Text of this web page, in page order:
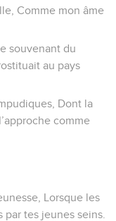
Comme mon âme
souvenant du
au pays
Dont la
comme
Lorsque les
tes jeunes seins.